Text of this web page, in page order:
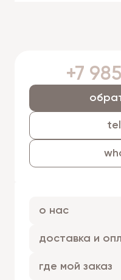
+7
о нас
доставка и
где мой заказ